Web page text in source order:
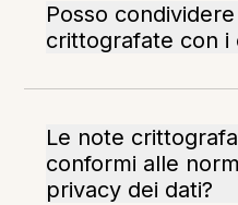
Posso
crittografate con i
Le note
conformi alle
privacy dei dati?